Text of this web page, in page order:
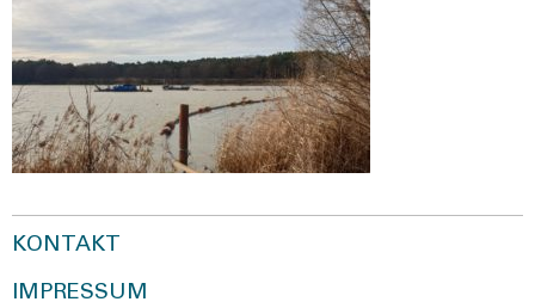
KONTAKT
IMPRESSUM